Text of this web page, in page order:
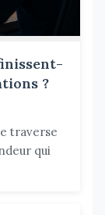
?
traverse
qui